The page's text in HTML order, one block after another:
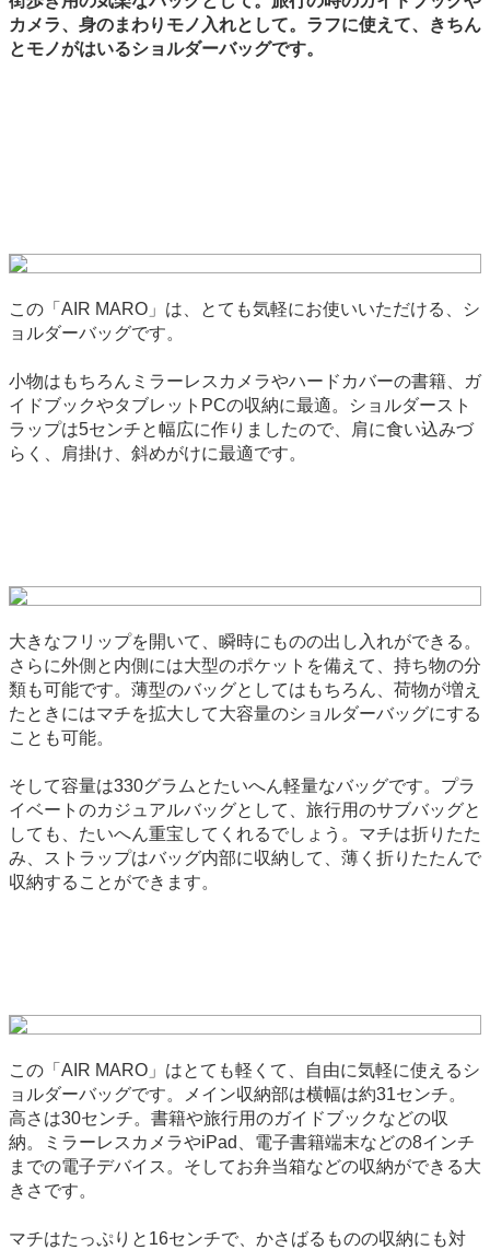
カメラ、身のまわりモノ入れとして。ラフに使えて、きちん
とモノがはいるショルダーバッグです。
この「AIR MARO」は、とても気軽にお使いいただける、シ
ョルダーバッグです。
小物はもちろんミラーレスカメラやハードカバーの書籍、ガ
イドブックやタブレットPCの収納に最適。ショルダースト
ラップは5センチと幅広に作りましたので、肩に食い込みづ
らく、肩掛け、斜めがけに最適です。
大きなフリップを開いて、瞬時にものの出し入れができる。
さらに外側と内側には大型のポケットを備えて、持ち物の分
類も可能です。薄型のバッグとしてはもちろん、荷物が増え
たときにはマチを拡大して大容量のショルダーバッグにする
ことも可能。
そして容量は330グラムとたいへん軽量なバッグです。プラ
イベートのカジュアルバッグとして、旅行用のサブバッグと
しても、たいへん重宝してくれるでしょう。マチは折りたた
み、ストラップはバッグ内部に収納して、薄く折りたたんで
収納することができます。
この「AIR MARO」はとても軽くて、自由に気軽に使えるシ
ョルダーバッグです。メイン収納部は横幅は約31センチ。
高さは30センチ。書籍や旅行用のガイドブックなどの収
納。ミラーレスカメラやiPad、電子書籍端末などの8インチ
までの電子デバイス。そしてお弁当箱などの収納ができる大
きさです。
マチはたっぷりと16センチで、かさばるものの収納にも対